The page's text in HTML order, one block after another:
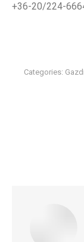
+36-20/224-
Categories: